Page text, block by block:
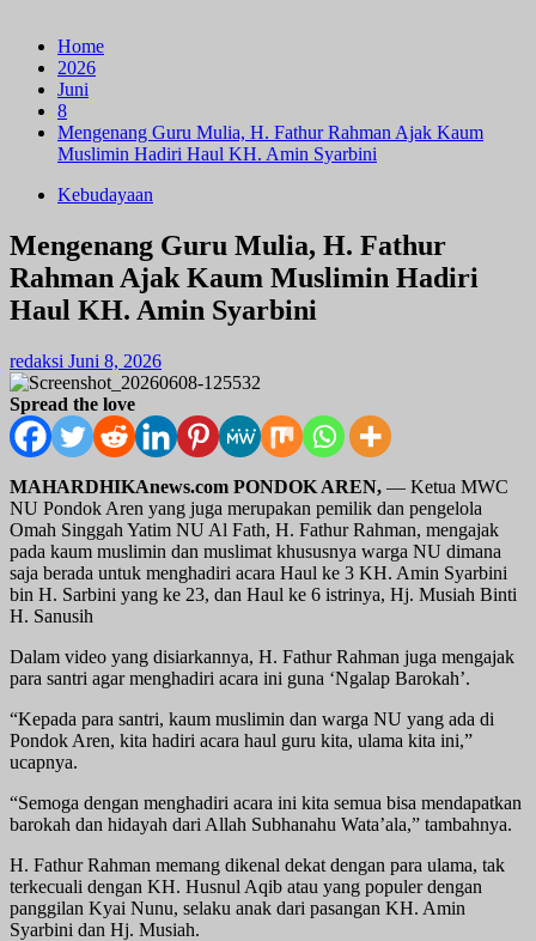
Home
2026
Juni
8
Mengenang Guru Mulia, H. Fathur Rahman Ajak Kaum
Muslimin Hadiri Haul KH. Amin Syarbini
Kebudayaan
Mengenang Guru Mulia, H. Fathur
Rahman Ajak Kaum Muslimin Hadiri
Haul KH. Amin Syarbini
redaksi Juni 8, 2026
Spread the love
MAHARDHIKAnews.com PONDOK AREN, — Ketua MWC
NU Pondok Aren yang juga merupakan pemilik dan pengelola
Omah Singgah Yatim NU Al Fath, H. Fathur Rahman, mengajak
pada kaum muslimin dan muslimat khususnya warga NU dimana
saja berada untuk menghadiri acara Haul ke 3 KH. Amin Syarbini
bin H. Sarbini yang ke 23, dan Haul ke 6 istrinya, Hj. Musiah Binti
H. Sanusih
Dalam video yang disiarkannya, H. Fathur Rahman juga mengajak
para santri agar menghadiri acara ini guna ‘Ngalap Barokah’.
“Kepada para santri, kaum muslimin dan warga NU yang ada di
Pondok Aren, kita hadiri acara haul guru kita, ulama kita ini,”
ucapnya.
“Semoga dengan menghadiri acara ini kita semua bisa mendapatkan
barokah dan hidayah dari Allah Subhanahu Wata’ala,” tambahnya.
H. Fathur Rahman memang dikenal dekat dengan para ulama, tak
terkecuali dengan KH. Husnul Aqib atau yang populer dengan
panggilan Kyai Nunu, selaku anak dari pasangan KH. Amin
Syarbini dan Hj. Musiah.